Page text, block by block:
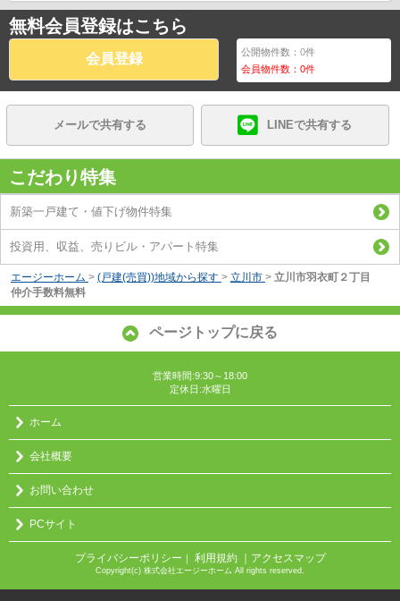
無料会員登録はこちら
会員登録 公開物件数：0件
会員物件数：0件
メールで共有する LINEで共有する
こだわり特集
新築一戸建て・値下げ物件特集
投資用、収益、売りビル・アパート特集
エージーホーム > (戸建(売買))地域から探す > 立川市 > 立川市羽衣町２丁目
仲介手数料無料
ページトップに戻る
営業時間:9:30～18:00
定休日:水曜日
ホーム
会社概要
お問い合わせ
PCサイト
プライバシーポリシー ｜ 利用規約 ｜アクセスマップ
Copyright(c) 株式会社エージーホーム All rights reserved.